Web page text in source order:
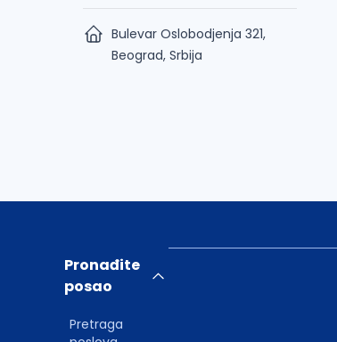
Bulevar Oslobodjenja 321,
Beograd, Srbija
Pronađite
posao
Pretraga